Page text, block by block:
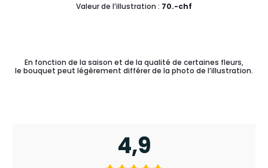
Valeur de l’illustration : 70.-chf
En fonction de la saison et de la qualité de certaines fleurs,
le bouquet peut légèrement différer de la photo de l’illustration.
4,9